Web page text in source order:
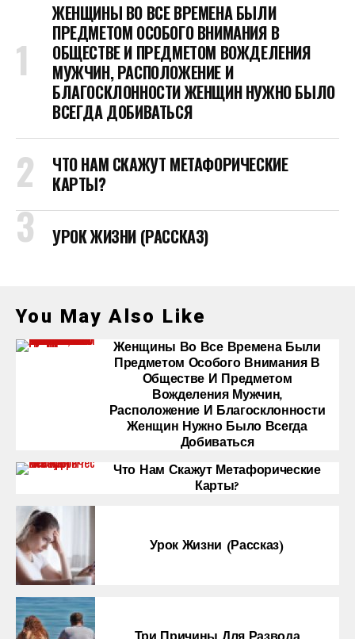
ЖЕНЩИНЫ ВО ВСЕ ВРЕМЕНА БЫЛИ
ПРЕДМЕТОМ ОСОБОГО ВНИМАНИЯ В
ОБЩЕСТВЕ И ПРЕДМЕТОМ ВОЖДЕЛЕНИЯ
МУЖЧИН, РАСПОЛОЖЕНИЕ И
БЛАГОСКЛОННОСТИ ЖЕНЩИН НУЖНО БЫЛО
ВСЕГДА ДОБИВАТЬСЯ
ЧТО НАМ СКАЖУТ МЕТАФОРИЧЕСКИЕ
КАРТЫ?
УРОК ЖИЗНИ (РАССКАЗ)
You May Also Like
Женщины Во Все Времена Были
Предметом Особого Внимания В
Обществе И Предметом
Вожделения Мужчин,
Расположение И Благосклонности
Женщин Нужно Было Всегда
Добиваться
Что Нам Скажут Метафорические
Карты?
Урок Жизни (рассказ)